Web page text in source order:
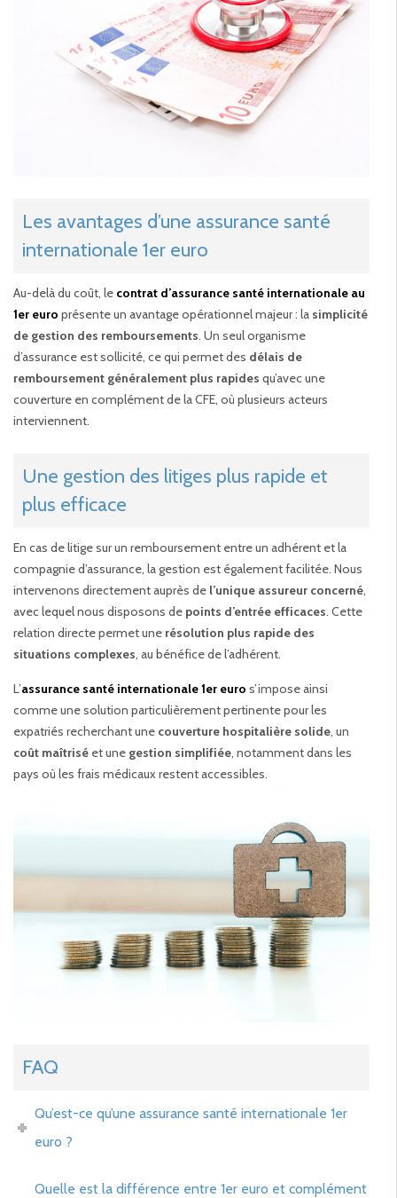
Les avantages d’une assurance santé
internationale 1er euro
Au-delà du coût, le contrat d’assurance santé internationale au
1er euro présente un avantage opérationnel majeur : la simplicité
de gestion des remboursements . Un seul organisme
d’assurance est sollicité, ce qui permet des délais de
remboursement généralement plus rapides qu’avec une
couverture en complément de la CFE, où plusieurs acteurs
interviennent.
Une gestion des litiges plus rapide et
plus efficace
En cas de litige sur un remboursement entre un adhérent et la
compagnie d’assurance, la gestion est également facilitée. Nous
intervenons directement auprès de l’unique assureur concerné
avec lequel nous disposons de points d’entrée efficaces . Cette
relation directe permet une résolution plus rapide des
situations complexes , au bénéfice de l’adhérent.
L’assurance santé internationale 1er euro s’impose ainsi
comme une solution particulièrement pertinente pour les
expatriés recherchant une couverture hospitalière solide , un
coût maîtrisé et une gestion simplifiée , notamment dans les
pays où les frais médicaux restent accessibles.
FAQ
Qu’est-ce qu’une assurance santé internationale 1er
euro ?
Quelle est la différence entre 1er euro et complément